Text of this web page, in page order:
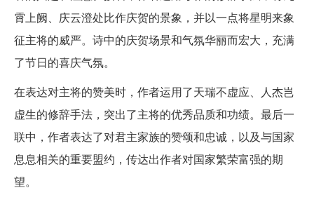
霄上阙、庆云澄处比作庆贺的景象，并以一点将星明来象
征主将的威严。诗中的庆贺场景和气氛华丽而宏大，充满
了节日的喜庆气氛。
在表达对主将的赞美时，作者运用了天瑞不虚应、人杰岂
虚生的修辞手法，突出了主将的优秀品质和功绩。最后一
联中，作者表达了对君主家族的赞颂和忠诚，以及与国家
息息相关的重要盟约，传达出作者对国家繁荣富强的期
望。